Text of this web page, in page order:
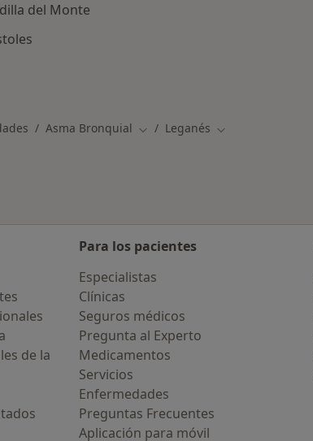
del Monte
Asma Bronquial Cambiar de ciudad
Leganés Cambiar de ciudad
de la
Para los pacientes
Especialistas
Clínicas
Seguros médicos
Pregunta al Experto
Medicamentos
Servicios
Enfermedades
Preguntas Frecuentes
Aplicación para móvil